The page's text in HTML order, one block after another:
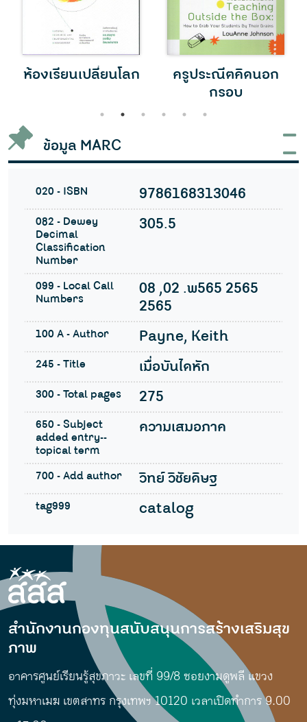
ห้องเรียนเปลี่ยนโลก
ครูประณีตคิดนอก
กรอบ
1 2 3 4 5 6
ข้อมูล MARC
020 - ISBN 9786168313046
082 - Dewey
Decimal
Classification
Number
305.5
099 - Local Call
Numbers
08 ,02 .พ565 2565
2565
100 A - Author Payne, Keith
245 - Title เมื่อบันไดหัก
300 - Total pages 275
650 - Subject
added entry--
topical term
ความเสมอภาค
700 - Add author วิทย์ วิชัยดิษฐ
tag999 catalog
สำนักงานกองทุนสนับสนุนการสร้างเสริมสุข
ภาพ
อาคารศูนย์เรียนรู้สุขภาวะ เลขที่ 99/8 ซอยงามดูพลี แขวง
ทุ่งมหาเมฆ เขตสาทร กรุงเทพฯ 10120 เวลาเปิดทำการ 9.00